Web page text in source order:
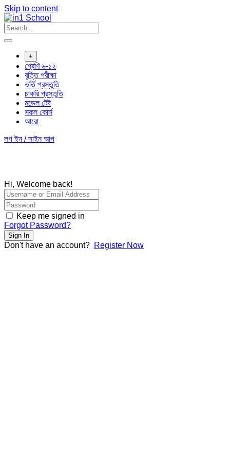
Skip to content
+
শ্রেণি ৬-১২
বৃত্তি পরীক্ষা
ভর্তি প্রস্তুতি
চাকরি প্রস্তুতি
মডেল টেষ্ট
সকল কোর্স
আরো
লগ ইন / সাইন আপ
Hi, Welcome back!
Keep me signed in
Forgot Password?
Sign In
Don't have an account? Register Now